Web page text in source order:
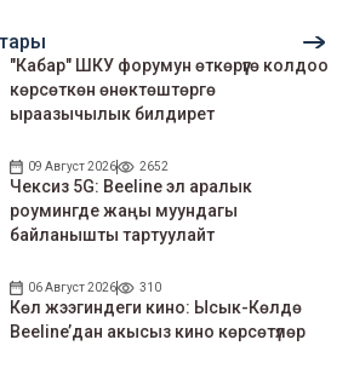
"Кабар" ШКУ форумун өткөрүүгө колдоо
көрсөткөн өнөктөштөргө
ыраазычылык билдирет
09 Август 2026 2652
Чексиз 5G: Beeline эл аралык
роумингде жаңы муундагы
байланышты тартуулайт
06 Август 2026 310
Көл жээгиндеги кино: Ысык-Көлдө
Beeline’дан акысыз кино көрсөтүлөр